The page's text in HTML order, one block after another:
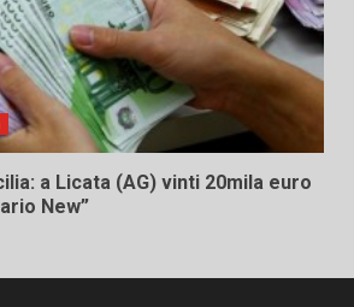
a Licata (AG) vinti 20mila euro
New”